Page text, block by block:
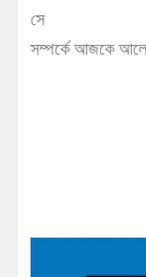
সে
সম্পর্কে আজকে